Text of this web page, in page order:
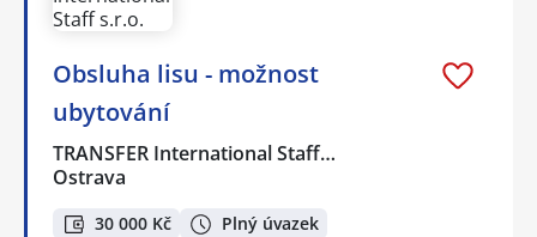
Obsluha lisu - možnost
ubytování
TRANSFER International Staff…
Ostrava
30 000 Kč
Plný úvazek